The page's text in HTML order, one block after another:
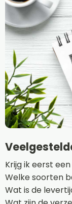
Krijg ik eerst
Welke soorten
Wat is de